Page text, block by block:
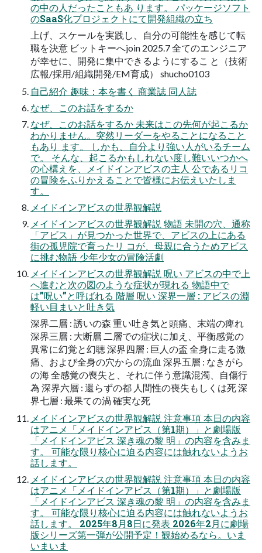
の中の人だったこともあ ります。 パッケージソフト
のSaaS化プロジェクトにて開発組織の立ち
上げ、スケールを実践し、自分の可能性を感じて転
職を決意 ビットキーへjoin 2025.7 全てのエンジニア
が幸せに、開発に集中できるようにするこ と（技術
広報/採用/組織開発/EM育成） shucho0103
自己紹介 趣味：本を書く 商業誌 同人誌
なぜ、このお話をするか
なぜ、このお話をするか 未来はこの先何が起こるか
わかりません。突然リーダーをやることになること
もあり ます。 しかも、自分より強い人がいるチーム
で。 そんな、起こるかもしれない度し難いいつかへ
の心構えを、メイドインアビスの主人 公であるリコ
の冒険をふりかえることで皆様にお伝えいたしま
す。
メイドインアビスの世界観解説
メイドインアビスの世界観解説 物語 未開の穴、通称
「アビス」が見つかった世界で、アビスの上にある
街の孤児院で育ったリ コが、母親に合うためアビス
に挑む物語 少年少女の冒険活劇
メイドインアビスの世界観解説 呪い アビスの中で上
へ進むと次の図のような症状が現れる 物語中で
は”呪い”と呼ばれる 階層 呪い 深界一層 : アビスの淵
軽い目まいと吐き気
深界二層 : 誘いの森 重い吐き気と頭痛、末端の痺れ
深界三層 : 大断層 二層での症状に加え、平衡感覚の
異常に幻覚と幻聴 深界四層 : 巨人の盃 全身に走る激
痛、および全身の穴からの流血 深界五層 : なきがら
の海 全感覚の喪失と、それに伴う意識混濁、自傷行
為 深界六層 : 還らずの都 人間性の喪失もしくは死 深
界七層 : 最果ての渦 確実な死
メイドインアビスの世界観解説 注意事項 本日の内容
はアニメ「メイドインアビス（第1期）」と劇場版
「メイドインアビス 深き魂の黎 明」の内容を含みま
す。 可能な限り核心に迫る内容には触れないようお
話します。
メイドインアビスの世界観解説 注意事項 本日の内容
はアニメ「メイドインアビス（第1期）」と劇場版
「メイドインアビス 深き魂の黎 明」の内容を含みま
す。 可能な限り核心に迫る内容には触れないようお
話します。 2025年8月8日に発表 2026年2月に劇場
版シリーズ第一弾が公開予定！観始めるなら。いま
いまいま